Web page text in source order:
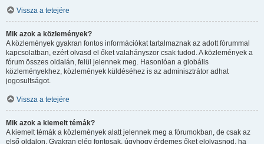
Vissza a tetejére
Mik azok a közlemények?
A közlemények gyakran fontos információkat tartalmaznak az adott fórummal
kapcsolatban, ezért olvasd el őket valahányszor csak tudod. A közlemények a
fórum összes oldalán, felül jelennek meg. Hasonlóan a globális
közleményekhez, közlemények küldéséhez is az adminisztrátor adhat
jogosultságot.
Vissza a tetejére
Mik azok a kiemelt témák?
A kiemelt témák a közlemények alatt jelennek meg a fórumokban, de csak az
első oldalon. Gyakran elég fontosak, úgyhogy érdemes őket elolvasnod, ha